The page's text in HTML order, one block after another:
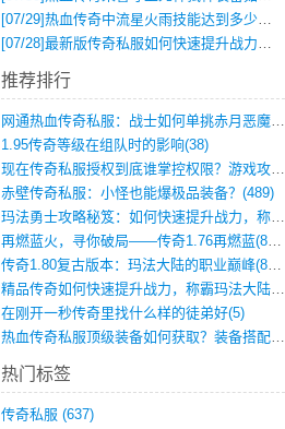
[07/29]热血传奇中流星火雨技能达到多少级可以开始练装备？
[07/28]最新版传奇私服如何快速提升战力与获取稀有装备？
推荐排行
网通热血传奇私服：战士如何单挑赤月恶魔？(311)
1.95传奇等级在组队时的影响(38)
现在传奇私服授权到底谁掌控权限？游戏攻略(789)
赤壁传奇私服：小怪也能爆极品装备？(489)
玛法勇士攻略秘笈：如何快速提升战力，称霸(717)
再燃蓝火，寻你破局——传奇1.76再燃蓝(893)
传奇1.80复古版本：玛法大陆的职业巅峰(873)
精品传奇如何快速提升战力，称霸玛法大陆？(392)
在刚开一秒传奇里找什么样的徒弟好(5)
热血传奇私服顶级装备如何获取？装备搭配与(688)
热门标签
传奇私服 (637)